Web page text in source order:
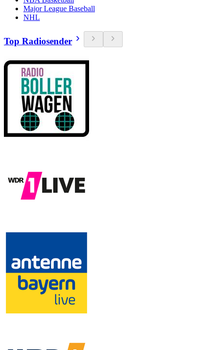
Major League Baseball
NHL
Top Radiosender